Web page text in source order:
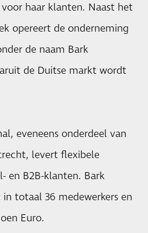
haar klanten. Naast het
opereert de onderneming
de naam Bark
de Duitse markt wordt
eveneens onderdeel van
levert flexibele
en B2B-klanten. Bark
totaal 36 medewerkers en
Euro.